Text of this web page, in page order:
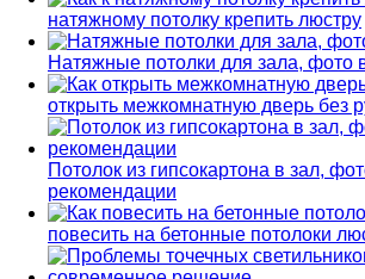
натяжному потолку крепить люстру
Натяжные потолки для зала, фото
открыть межкомнатную дверь без
Потолок из гипсокартона в зал,
рекомендации
повесить на бетонные потолоки